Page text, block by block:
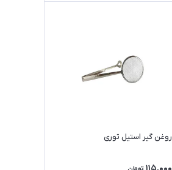
روغن گیر استیل توری